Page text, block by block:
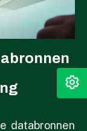
databronnen